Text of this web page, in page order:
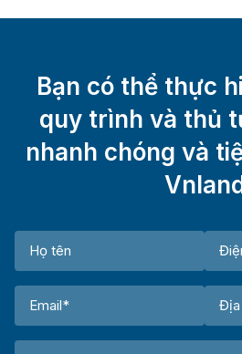
Bạn có thể thực
quy trình và thủ
nhanh chóng và